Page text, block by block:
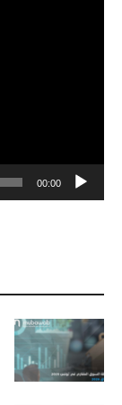
00:00